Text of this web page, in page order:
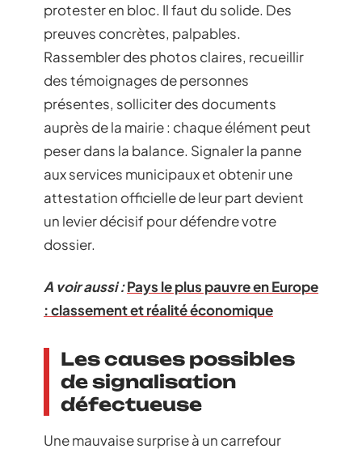
protester en bloc. Il faut du solide. Des
preuves concrètes, palpables.
Rassembler des photos claires, recueillir
des témoignages de personnes
présentes, solliciter des documents
auprès de la mairie : chaque élément peut
peser dans la balance. Signaler la panne
aux services municipaux et obtenir une
attestation officielle de leur part devient
un levier décisif pour défendre votre
dossier.
A voir aussi :Pays le plus pauvre en Europe
: classement et réalité économique
Les causes possibles
de signalisation
défectueuse
Une mauvaise surprise à un carrefour